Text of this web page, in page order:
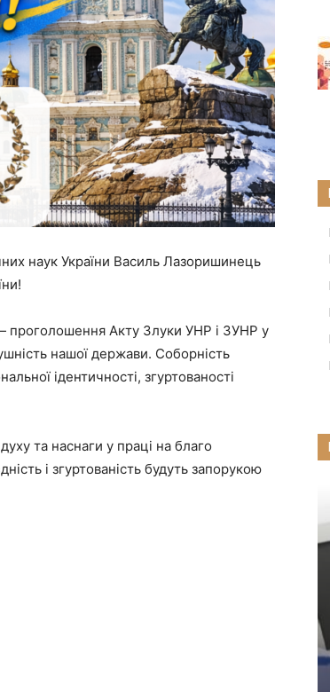
наук України Василь Лазоришинець
проголошення Акту Злуки УНР і ЗУНР у
нашої держави. Соборність
ідентичності, згуртованості
та наснаги у праці на благо
і згуртованість будуть запорукою